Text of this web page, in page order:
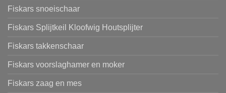
Fiskars snoeischaar
Fiskars Splijtkeil Kloofwig Houtsplijter
Fiskars takkenschaar
Fiskars voorslaghamer en moker
Fiskars zaag en mes